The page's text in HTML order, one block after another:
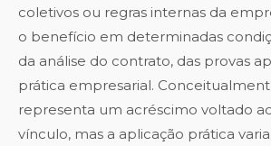
coletivos ou regras internas da
o benefício em determinadas
da análise do contrato, das provas
prática empresarial.
representa um acréscimo voltado
vínculo, mas a aplicação prática